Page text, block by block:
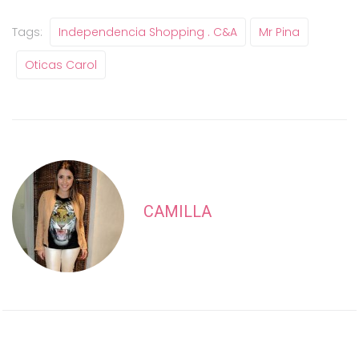
Tags: Independencia Shopping . C&a Mr Pina
Oticas Carol
CAMILLA